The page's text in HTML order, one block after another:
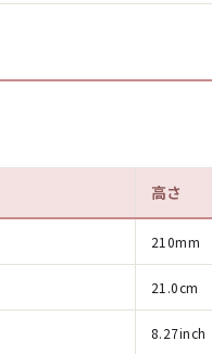
高さ
210mm
21.0cm
8.27inch